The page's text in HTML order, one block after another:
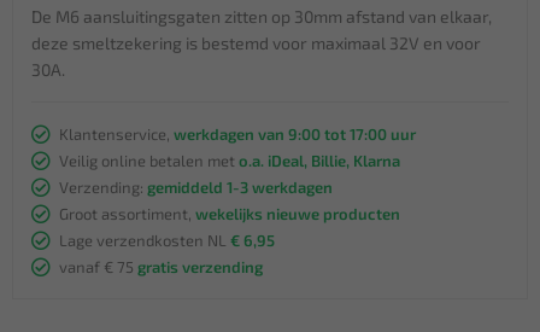
De M6 aansluitingsgaten zitten op 30mm afstand van elkaar,
deze smeltzekering is bestemd voor maximaal 32V en voor
30A.
Klantenservice, werkdagen van 9:00 tot 17:00 uur
Veilig online betalen met o.a. iDeal, Billie, Klarna
Verzending: gemiddeld 1-3 werkdagen
Groot assortiment, wekelijks nieuwe producten
Lage verzendkosten NL € 6,95
vanaf € 75 gratis verzending